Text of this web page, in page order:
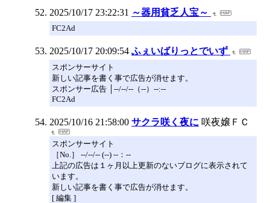
2025/10/17 23:22:31 ～器用貧乏人宝～
FC2Ad
2025/10/17 20:09:54 ふぇいばりっとでいず
スポンサーサイト
新しい記事を書く事で広告が消せます。
スポンサー広告 │--/--/--（--）--:--
FC2Ad
2025/10/16 21:58:00 サクラ咲く夜に 咲夜嬢ＦＣ
スポンサーサイト
［No.］ --/--/-- (--) --：--
上記の広告は１ヶ月以上更新のないブログに表示されて
います。
新しい記事を書く事で広告が消せます。
[ 編集 ]